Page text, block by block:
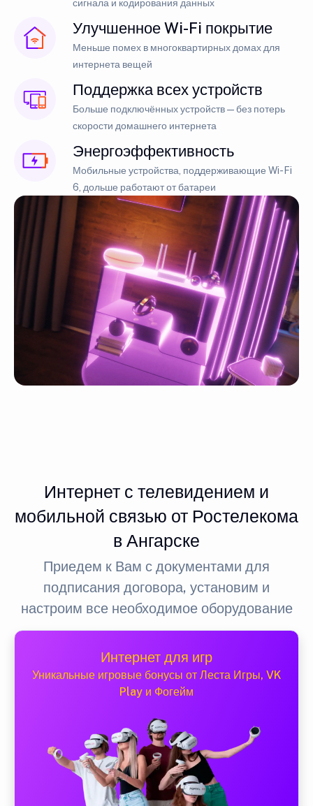
сигнала и кодирования данных
Улучшенное Wi-Fi покрытие
Меньше помех в многоквартирных домах для
интернета вещей
Поддержка всех устройств
Больше подключённых устройств — без потерь
скорости домашнего интернета
Энергоэффективность
Мобильные устройства, поддерживающие Wi-Fi
6, дольше работают от батареи
Интернет с телевидением и
мобильной связью от Ростелекома
в Ангарске
Приедем к Вам с документами для
подписания договора, установим и
настроим все необходимое оборудование
Интернет для игр
Уникальные игровые бонусы от Леста Игры, VK
Play и Фогейм